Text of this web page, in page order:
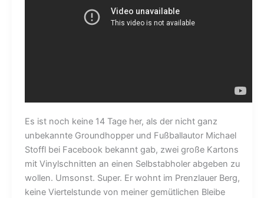
Es ist noch keine 14 Tage her, als der nicht ganz
unbekannte Groundhopper und Fußballautor Michael
Stoffl bei Facebook bekannt gab, zwei große Kartons
mit Vinylschnitten an einen Selbstabholer abgeben zu
wollen. Umsonst. Super. Er wohnt im Prenzlauer Berg,
keine Viertelstunde von meiner gemütlichen Bleibe